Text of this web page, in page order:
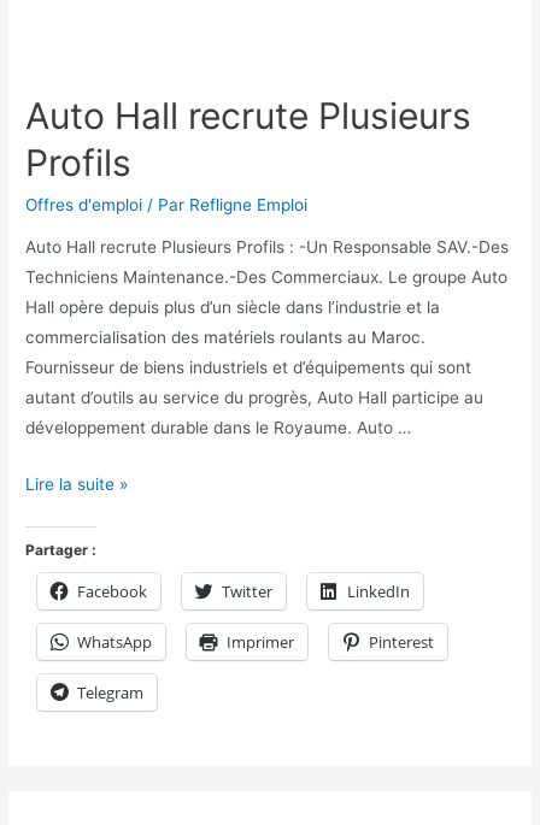
Auto Hall recrute Plusieurs
Profils
Offres d'emploi / Par Refligne Emploi
Auto Hall recrute Plusieurs Profils : -Un Responsable SAV.-Des
Techniciens Maintenance.-Des Commerciaux. Le groupe Auto
Hall opère depuis plus d’un siècle dans l’industrie et la
commercialisation des matériels roulants au Maroc.
Fournisseur de biens industriels et d’équipements qui sont
autant d’outils au service du progrès, Auto Hall participe au
développement durable dans le Royaume. Auto …
Lire la suite »
Partager :
Facebook Twitter LinkedIn
WhatsApp Imprimer Pinterest
Telegram